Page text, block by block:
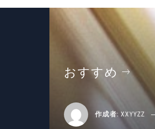
おすすめ
作成者: XXYYZZ